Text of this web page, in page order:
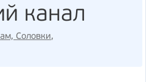
канал
Соловки,